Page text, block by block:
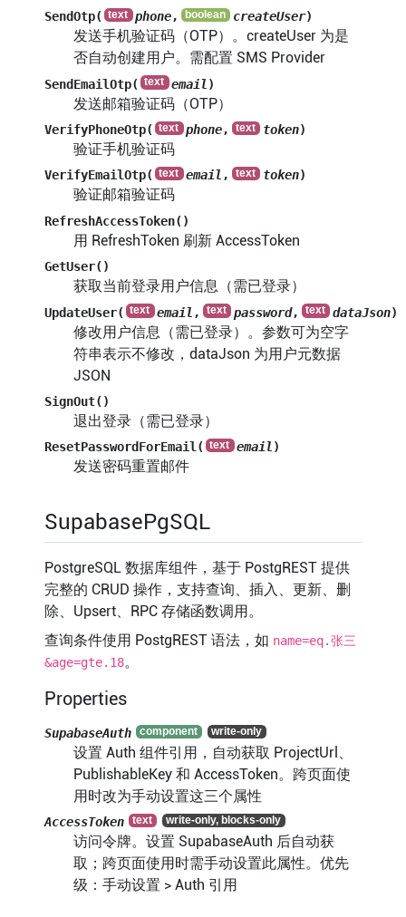
SendOtp( phone, createUser)
发送手机验证码（OTP）。createUser 为是
否自动创建用户。需配置 SMS Provider
SendEmailOtp( email )
发送邮箱验证码（OTP）
VerifyPhoneOtp( phone, token)
验证手机验证码
VerifyEmailOtp( email , token)
验证邮箱验证码
RefreshAccessToken()
用 RefreshToken 刷新 AccessToken
GetUser()
获取当前登录用户信息（需已登录）
UpdateUser( email , password, dataJson)
修改用户信息（需已登录）。参数可为空字
符串表示不修改，dataJson 为用户元数据
JSON
SignOut()
退出登录（需已登录）
ResetPasswordForEmail( email)
发送密码重置邮件
SupabasePgSQL
PostgreSQL 数据库组件，基于 PostgREST 提供
完整的 CRUD 操作，支持查询、插入、更新、删
除、Upsert、RPC 存储函数调用。
查询条件使用 PostgREST 语法，如 name=eq.张三
&age=gte.18。
Properties
SupabaseAuth
设置 Auth 组件引用，自动获取 ProjectUrl、
PublishableKey 和 AccessToken。跨页面使
用时改为手动设置这三个属性
AccessToken
访问令牌。设置 SupabaseAuth 后自动获
取；跨页面使用时需手动设置此属性。优先
级：手动设置 > Auth 引用